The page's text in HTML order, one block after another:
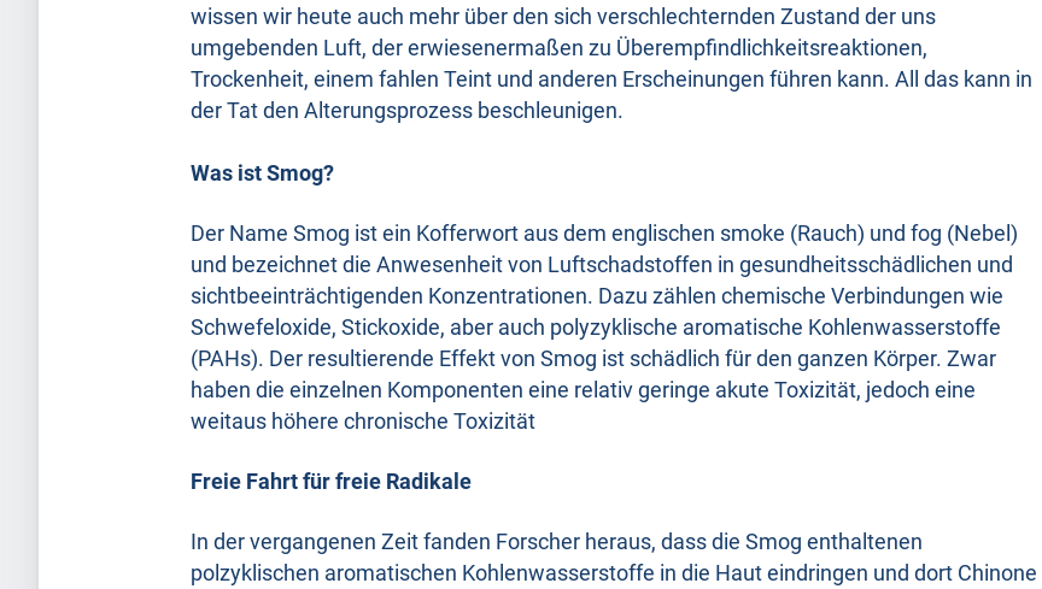
wissen wir heute auch mehr über den sich verschlechternden Zustand der uns
umgebenden Luft, der erwiesenermaßen zu Überempfindlichkeitsreaktionen,
Trockenheit, einem fahlen Teint und anderen Erscheinungen führen kann. All das kann in
der Tat den Alterungsprozess beschleunigen.
Was ist Smog?
Der Name Smog ist ein Kofferwort aus dem englischen smoke (Rauch) und fog (Nebel)
und bezeichnet die Anwesenheit von Luftschadstoffen in gesundheitsschädlichen und
sichtbeeinträchtigenden Konzentrationen. Dazu zählen chemische Verbindungen wie
Schwefeloxide, Stickoxide, aber auch polyzyklische aromatische Kohlenwasserstoffe
(PAHs). Der resultierende Effekt von Smog ist schädlich für den ganzen Körper. Zwar
haben die einzelnen Komponenten eine relativ geringe akute Toxizität, jedoch eine
weitaus höhere chronische Toxizität
Freie Fahrt für freie Radikale
In der vergangenen Zeit fanden Forscher heraus, dass die Smog enthaltenen
polzyklischen aromatischen Kohlenwasserstoffe in die Haut eindringen und dort Chinone